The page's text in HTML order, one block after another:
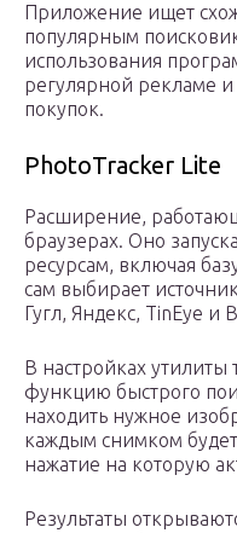
Приложение ищет
популярным
использования
регулярной рекламе
покупок.
PhotoTracker Lite
Расширение,
браузерах. Оно
ресурсам, включая
сам выбирает
Гугл, Яндекс, TinEye и
В настройках
функцию быстрого
находить нужное
каждым снимком будет
нажатие на которую
Результаты